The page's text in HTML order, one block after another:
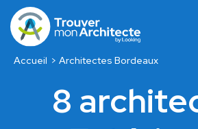
Accueil Architectes Bordeaux
8